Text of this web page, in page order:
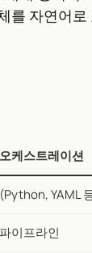
를 자연어
케스트레이션
YAML
이프라인